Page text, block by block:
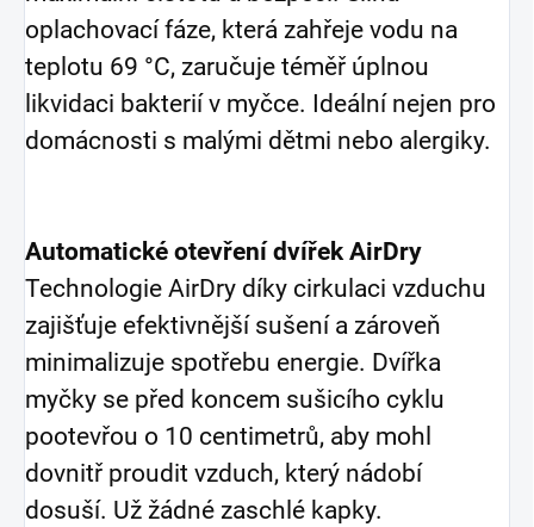
oplachovací fáze, která zahřeje vodu na
teplotu 69 °C, zaručuje téměř úplnou
likvidaci bakterií v myčce. Ideální nejen pro
domácnosti s malými dětmi nebo alergiky.
Automatické otevření dvířek AirDry
Technologie AirDry díky cirkulaci vzduchu
zajišťuje efektivnější sušení a zároveň
minimalizuje spotřebu energie. Dvířka
myčky se před koncem sušicího cyklu
pootevřou o 10 centimetrů, aby mohl
dovnitř proudit vzduch, který nádobí
dosuší. Už žádné zaschlé kapky.